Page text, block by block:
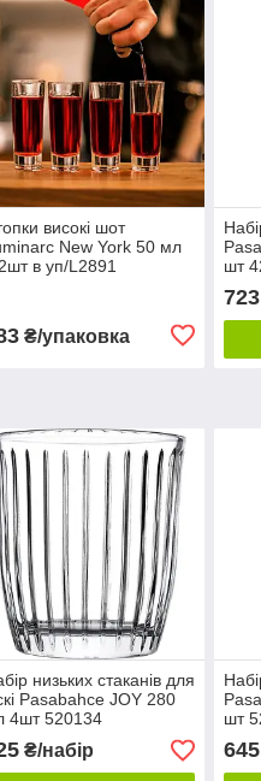
високі шот
New York 50 мл
в уп/L2891
₴/упаковка
шт
723
низьких стаканів для
Pasabahce JOY 280
4шт 520134
₴/набір
шт
645